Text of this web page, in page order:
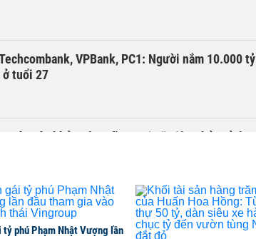
VPBank, PC1: Người nắm 10.000 tỷ
ở tuổi 27
sóc sức khỏe cộng đồng tại xã Tiên Thủy, tỉnh
lục
tỷ phú Phạm Nhật Vượng lần